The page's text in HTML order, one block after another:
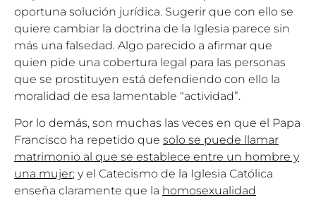
oportuna solución jurídica. Sugerir que con ello se
quiere cambiar la doctrina de la Iglesia parece sin
más una falsedad. Algo parecido a afirmar que
quien pide una cobertura legal para las personas
que se prostituyen está defendiendo con ello la
moralidad de esa lamentable “actividad”.
Por lo demás, son muchas las veces en que el Papa
Francisco ha repetido que solo se puede llamar
matrimonio al que se establece entre un hombre y
una mujer; y el Catecismo de la Iglesia Católica
enseña claramente que la homosexualidad